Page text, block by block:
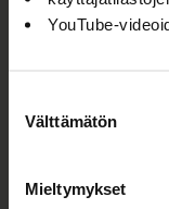
YouTube-
valinta
Välttämätön
Mieltymykset
Oulun